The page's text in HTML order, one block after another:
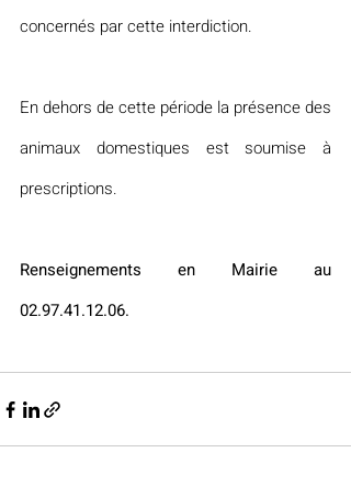
concernés par cette interdiction.
En dehors de cette période la présence des
animaux domestiques est soumise à
prescriptions.
Renseignements en Mairie au
02.97.41.12.06.